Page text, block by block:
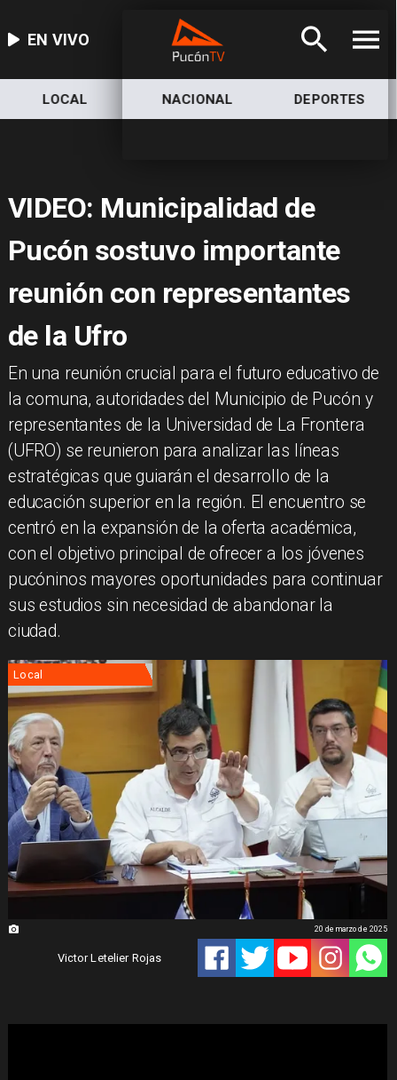
EN VIVO
LOCAL NACIONAL DEPORTES
VIDEO: Municipalidad de
Pucón sostuvo importante
reunión con representantes
de la Ufro
​En una reunión crucial para el futuro educativo de
la comuna, autoridades del Municipio de Pucón y
representantes de la Universidad de La Frontera
(UFRO) se reunieron para analizar las líneas
estratégicas que guiarán el desarrollo de la
educación superior en la región. El encuentro se
centró en la expansión de la oferta académica,
con el objetivo principal de ofrecer a los jóvenes
pucóninos mayores oportunidades para continuar
sus estudios sin necesidad de abandonar la
ciudad.
Local
Victor Letelier Rojas
20 de marzo de 2025